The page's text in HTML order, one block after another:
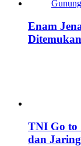
Enam
TNI Go to
dan